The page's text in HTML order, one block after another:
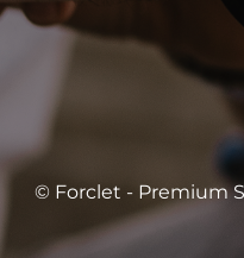
© Forclet - Premium